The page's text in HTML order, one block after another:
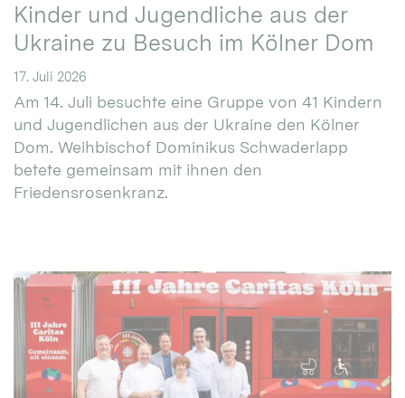
Kinder und Jugendliche aus der
Ukraine zu Besuch im Kölner Dom
17. Juli 2026
Am 14. Juli besuchte eine Gruppe von 41 Kindern
und Jugendlichen aus der Ukraine den Kölner
Dom. Weihbischof Dominikus Schwaderlapp
betete gemeinsam mit ihnen den
Friedensrosenkranz.